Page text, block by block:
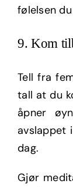
følelsen
9. Kom
Tell fra
tall at du
åpner
avslappet
dag.
Gjør